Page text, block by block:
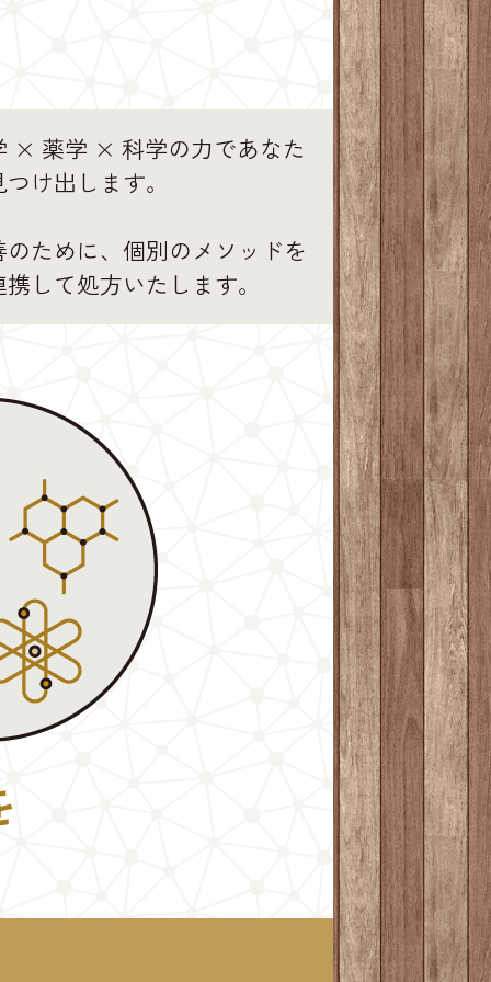
× 薬学 × 科学の力であなた
け出します。
ために、個別のメソッドを
して処方いたします。